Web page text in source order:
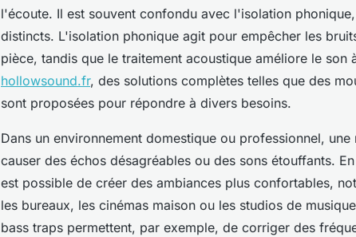
l'écoute. Il est souvent confondu avec l'isolation
distincts. L'isolation phonique agit pour empêcher les
pièce, tandis que le traitement acoustique améliore le
hollowsound.fr, des solutions complètes telles que des
sont proposées pour répondre à divers besoins.
Dans un environnement domestique ou professionnel,
causer des échos désagréables ou des sons étouffants.
est possible de créer des ambiances plus confortables,
les bureaux, les cinémas maison ou les studios de
bass traps permettent, par exemple, de corriger des